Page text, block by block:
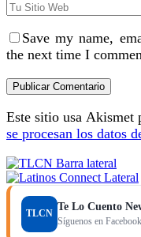
Save my name,
the next time I
Este sitio usa Akismet
se procesan los datos
TLCN
Te Lo Cuento
Síguenos en Facebook